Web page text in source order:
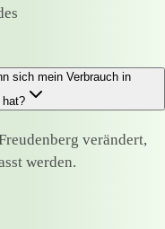
sich mein Verbrauch in
hat?
verändert,
werden.